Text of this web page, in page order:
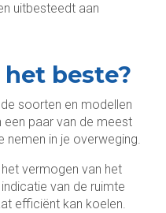
uitbesteedt aan
beste?
soorten en modellen
een paar van de meest
nemen in je overweging.
vermogen van het
van de ruimte
efficiënt kan koelen.